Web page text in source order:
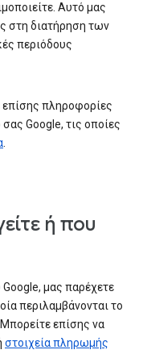
Αυτό μας
στη διατήρηση των
περιόδους
επίσης πληροφορίες
Google, τις οποίες
.
ή που
Google, μας παρέχετε
περιλαμβάνονται το
επίσης να
στοιχεία πληρωμής